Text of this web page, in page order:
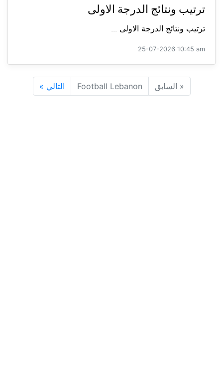
ترتيب ونتائج الدرجة الاولى
ترتيب ونتائج الدرجة الاولى ...
25-07-2026 10:45 am
« السابق Football Lebanon التالي »